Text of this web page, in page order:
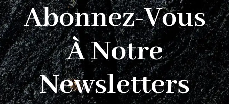
Abonnez-Vous
À Notre
Newsletters